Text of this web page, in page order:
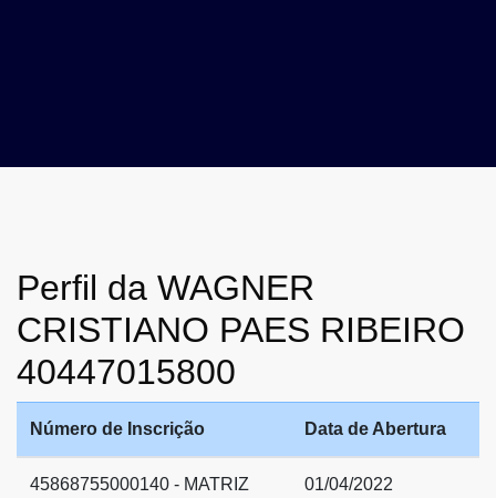
Perfil da WAGNER
CRISTIANO PAES RIBEIRO
40447015800
Número de Inscrição Data de Abertura
45868755000140 - MATRIZ 01/04/2022